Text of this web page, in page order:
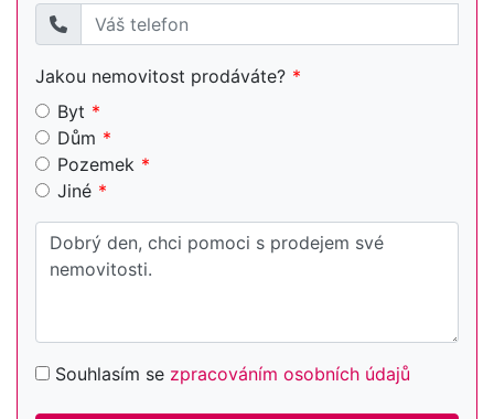
Jakou nemovitost prodáváte?
Byt
Dům
Pozemek
Jiné
Souhlasím se zpracováním osobních údajů